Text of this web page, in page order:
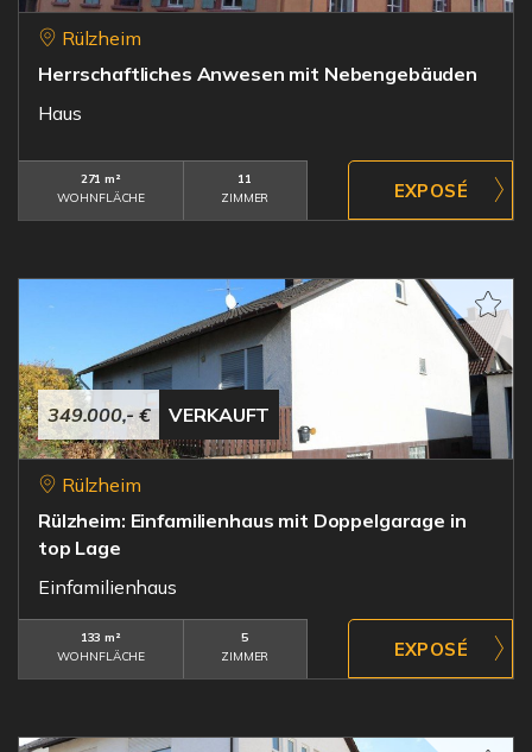
Rülzheim
Herrschaftliches Anwesen mit Nebengebäuden
Haus
271 m²
WOHNFLÄCHE
11
ZIMMER
349.000,- € VERKAUFT
Rülzheim
Rülzheim: Einfamilienhaus mit Doppelgarage in
top Lage
Einfamilienhaus
133 m²
WOHNFLÄCHE
5
ZIMMER